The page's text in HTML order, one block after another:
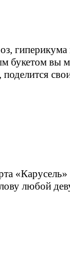
гиперикума
букетом вы
поделится
«Карусель»
любой